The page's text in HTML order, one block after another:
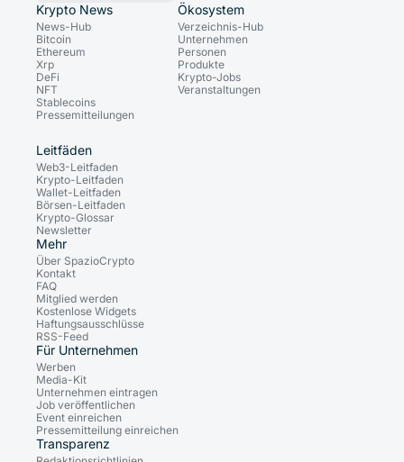
Krypto News
News-Hub
Bitcoin
Ethereum
Xrp
DeFi
NFT
Stablecoins
Pressemitteilungen
Ökosystem
Verzeichnis-Hub
Unternehmen
Personen
Produkte
Krypto-Jobs
Veranstaltungen
Leitfäden
Web3-Leitfaden
Krypto-Leitfaden
Wallet-Leitfaden
Börsen-Leitfaden
Krypto-Glossar
Newsletter
Mehr
Über SpazioCrypto
Kontakt
FAQ
Mitglied werden
Kostenlose Widgets
Haftungsausschlüsse
RSS-Feed
Für Unternehmen
Werben
Media-Kit
Unternehmen eintragen
Job veröffentlichen
Event einreichen
Pressemitteilung einreichen
Transparenz